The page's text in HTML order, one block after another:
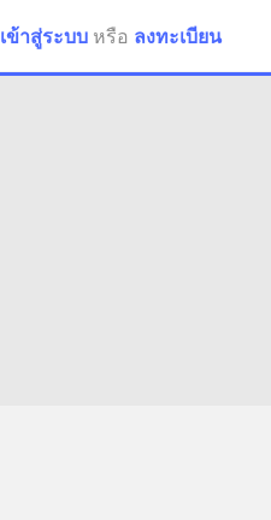
เข้าสู่ระบบ หรือ ลงทะเบียน